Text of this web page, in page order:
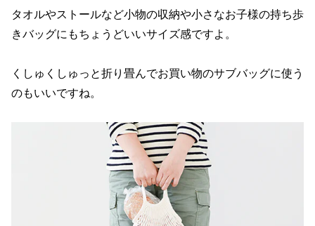
タオルやストールなど小物の収納や小さなお子様の持ち歩
きバッグにもちょうどいいサイズ感ですよ。
くしゅくしゅっと折り畳んでお買い物のサブバッグに使う
のもいいですね。